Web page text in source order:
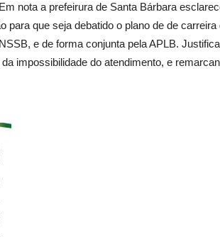
nota a prefeirura de Santa Bárbara
para que seja debatido o plano de de
e de forma conjunta pela APLB.
impossibilidade do atendimento, e